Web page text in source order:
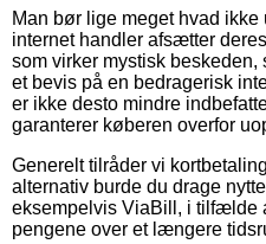
Man bør lige meget hvad ikke
internet handler afsætter
som virker mystisk
et bevis på en bedragerisk
er ikke desto mindre
garanterer køberen overfor
Generelt tilråder vi
alternativ burde du drage
eksempelvis ViaBill, i tilfælde
pengene over et længere